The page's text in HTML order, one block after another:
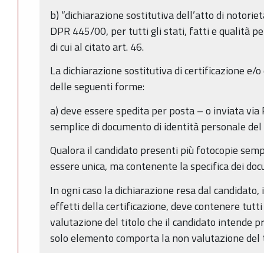
b) “dichiarazione sostitutiva dell’atto di
DPR 445/00, per tutti gli stati, fatti e qualità
di cui al citato art. 46.
La dichiarazione sostitutiva di certificazione e/
delle seguenti forme:
a) deve essere spedita per posta – o inviata
semplice di documento di identità personale
Qualora il candidato presenti più fotocopie
essere unica, ma contenente la specifica dei
In ogni caso la dichiarazione resa dal
effetti della certificazione, deve contenere
valutazione del titolo che il candidato intende
solo elemento comporta la non valutazione